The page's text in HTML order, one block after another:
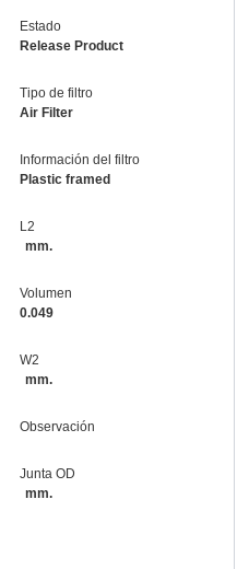
Estado
Release Product
Tipo de filtro
Air Filter
Información del filtro
Plastic framed
L2
mm.
Volumen
0.049
W2
mm.
Observación
Junta OD
mm.